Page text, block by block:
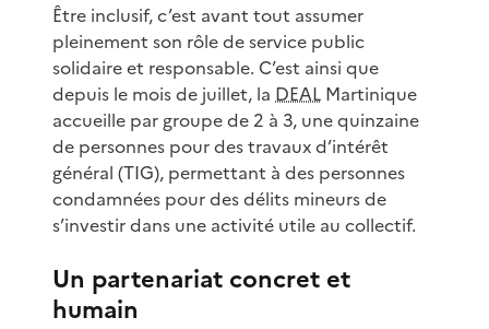
Être inclusif, c’est avant tout assumer
pleinement son rôle de service public
solidaire et responsable. C’est ainsi que
depuis le mois de juillet, la DEAL Martinique
accueille par groupe de 2 à 3, une quinzaine
de personnes pour des travaux d’intérêt
général (TIG), permettant à des personnes
condamnées pour des délits mineurs de
s’investir dans une activité utile au collectif.
Un partenariat concret et
humain